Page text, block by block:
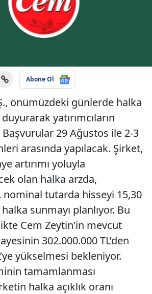
Abone Ol
önümüzdeki günlerde halka
yatırımcıların
29 Ağustos ile 2-3
arasında yapılacak. Şirket,
artırımı yoluyla
olan halka arzda,
nominal tutarda hisseyi 15,30
sunmayı planlıyor. Bu
Cem Zeytin’in mevcut
302.000.000 TL’den
yükselmesi bekleniyor.
tamamlanması
halka açıklık oranı